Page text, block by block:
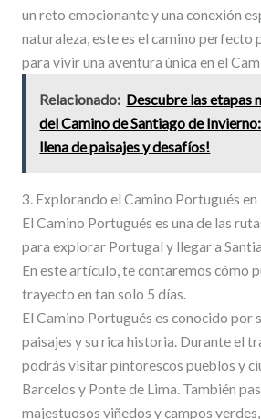
un reto emocionante y una conexión
naturaleza, este es el camino perfecto
para vivir una aventura única en el
Relacionado: Descubre las etapas
del Camino de Santiago de
llena de paisajes y desafíos!
3. Explorando el Camino Portugués en
El Camino Portugués es una de las
para explorar Portugal y llegar a
En este artículo, te contaremos cómo
trayecto en tan solo 5 días.
El Camino Portugués es conocido por
paisajes y su rica historia. Durante el
podrás visitar pintorescos pueblos y
Barcelos y Ponte de Lima. También
majestuosos viñedos y campos